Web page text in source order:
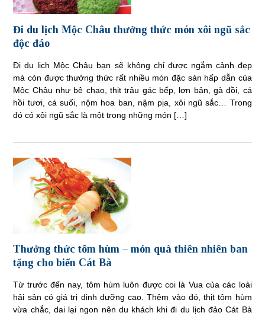
Đi du lịch Mộc Châu thưởng thức món xôi ngũ sắc
độc đáo
Đi du lịch Mộc Châu bạn sẽ không chỉ được ngắm cảnh đẹp
mà còn được thưởng thức rất nhiều món đặc sản hấp dẫn của
Mộc Châu như bê chao, thịt trâu gác bếp, lợn bản, gà đồi, cá
hồi tươi, cá suối, nộm hoa ban, nậm pịa, xôi ngũ sắc… Trong
đó có xôi ngũ sắc là một trong những món […]
Thưởng thức tôm hùm – món quà thiên nhiên ban
tặng cho biển Cát Bà
Từ trước đến nay, tôm hùm luôn được coi là Vua của các loài
hải sản có giá trị dinh dưỡng cao. Thêm vào đó, thịt tôm hùm
vừa chắc, dai lại ngon nên du khách khi đi du lịch đảo Cát Bà